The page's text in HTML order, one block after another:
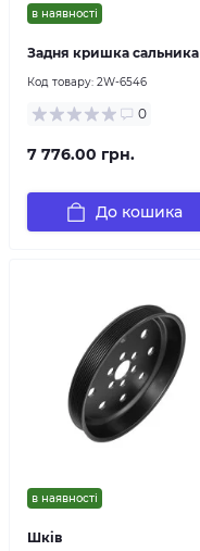
в наявності
Задня кришка сальника
Код товару: 2W-6546
0
7 776.00 грн.
До кошика
в наявності
Шків